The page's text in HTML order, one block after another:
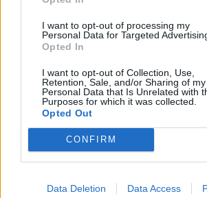
I want to opt-out of processing my
Personal Data for Targeted
Opted In
I want to opt-out of Collection, Use,
Retention, Sale, and/or Sharing of my
Personal Data that Is Unrelated with
Purposes for which it was collected.
Opted Out
CONFIRM
Data Deletion Data Access
A keresett cikk a portfolio.hu
tartozik, melynek olvasása
regisztrációhoz kötött.
Az előfizetés a következőket
Portfolio.hu teljes cikkarchívum
Kötéslisták: BÉT elmúlt 2 év
kötéslistái